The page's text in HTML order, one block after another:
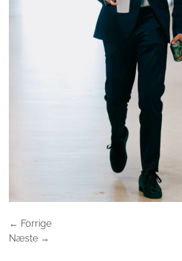
← Forrige
Næste →